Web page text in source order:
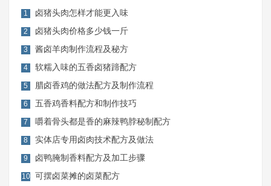
1 卤猪头肉怎样才能更入味
2 卤猪头肉价格多少钱一斤
3 酱卤羊肉制作流程及秘方
4 软糯入味的五香卤猪蹄配方
5 腊卤香鸡的做法配方及制作流程
6 五香鸡香料配方和制作技巧
7 嚼着骨头都是香的麻辣鸭脖秘制配方
8 实体店专用卤肉技术配方及做法
9 卤鸭腌制香料配方及加工步骤
10 可摆卤菜摊的卤菜配方